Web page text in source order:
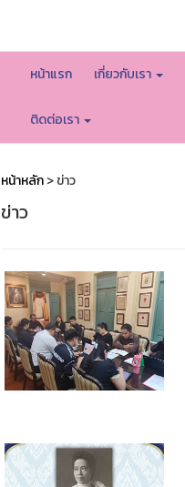
หน้าแรก เกี่ยวกับเรา
ติดต่อเรา
หน้าหลัก> ข่าว
ข่าว